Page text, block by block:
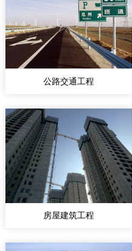
公路交通工程
房屋建筑工程